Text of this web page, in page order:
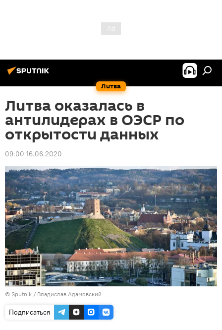
Литва
Литва оказалась в
антилидерах в ОЭСР по
открытости данных
09:00 16.06.2020
© Sputnik / Владислав Адамовский
Подписаться